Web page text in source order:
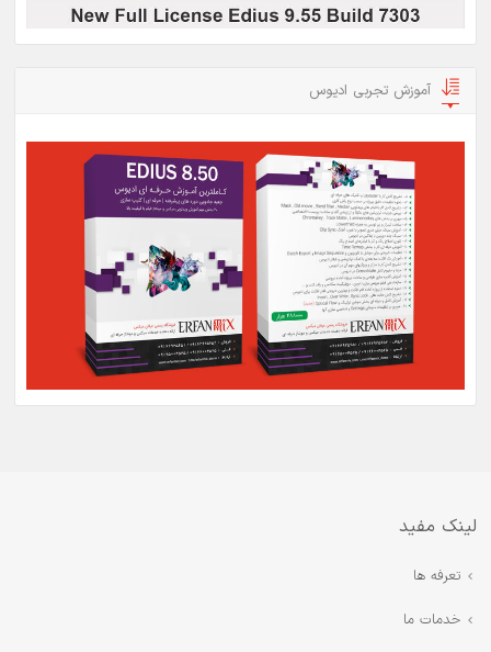
آموزش تجربی ادیوس
لینک مفید
تعرفه ها
خدمات ما